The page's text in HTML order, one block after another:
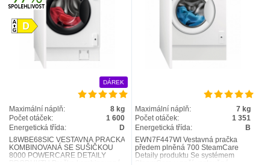
DÁREK
Maximální náplň:
8 kg
Počet otáček:
1 600
Energetická třída:
D
L8WBE68SIC VESTAVNÁ PRAČKA
KOMBINOVANÁ SE SUŠIČKOU
8000 POWERCARE DETAILY
Maximální náplň:
7 kg
Počet otáček:
1 351
Energetická třída:
B
EWN7F447WI Vestavná pračka
předem plněná 700 SteamCare
Detaily produktu Se systémem